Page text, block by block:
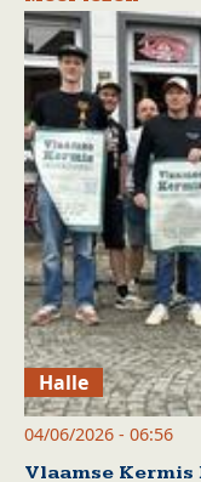
Halle
04/06/2026 - 06:56
Vlaamse Kermis